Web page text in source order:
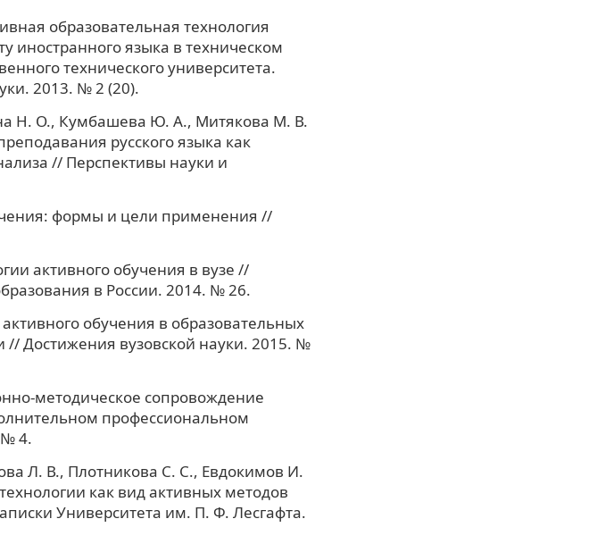
образовательная технология
иностранного языка в техническом
технического университета.
2013. № 2 (20).
Н. О., Кумбашева Ю. А., Митякова М. В.
русского языка как
// Перспективы науки и
формы и цели применения //
активного обучения в вузе //
в России. 2014. № 26.
обучения в образовательных
// Достижения вузовской науки. 2015. №
методическое сопровождение
профессиональном
№ 4.
Л. В., Плотникова С. С., Евдокимов И.
как вид активных методов
Университета им. П. Ф. Лесгафта.